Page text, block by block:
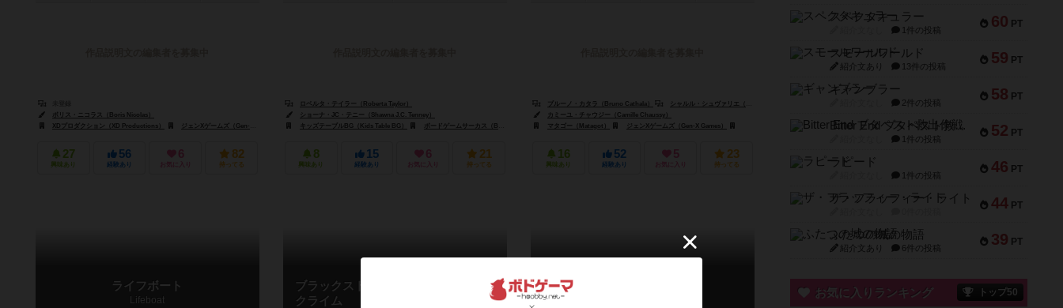
ボリス・ニコラス（Boris Nicolas）
XDプロダクション（XD Productions）
ジェンXゲームズ（Gen-X Games） アシェット・ボードゲームズ・UK（Hachette Board Games UK）
27
興味あり
56
経験あり
6
お気に入り
82
持ってる
ロベルタ・テイラー（Roberta Taylor）
ショーナ・JC・テニー（Shawna J.C. Tenney）
キッズテーブルBG（Kids Table BG）
ボードゲームサーカス（Board Game Circus） ジェンXゲームズ（Gen-X Games）
8
興味あり
15
経験あり
6
お気に入り
21
持ってる
ブルーノ・カタラ（Bruno Cathala）
シャルル・シュヴァリエ（Charles Chevallier）
カミーユ・チャウジー（Camille Chaussy）
マタゴー（Matagot）
ジェンXゲームズ（Gen-X Games） ペガサス・シュピーレ（Pegasus Spiele）
16
興味あり
52
経験あり
5
お気に入り
23
持ってる
ライフボート
Lifeboat
ブラックストーリーズ：セックス＆
クライム
60 PT
スペクタキュラー
1件の投稿
59 PT
スモールワールド
紹介文あり 13件の投稿
58 PT
ギャンブラー
2件の投稿
52 PT
Bitter End ブタペスト救出作戦
1件の投稿
46 PT
ラピード
1件の投稿
44 PT
ザ・フラッフィー・ライト
39 PT
ふたつの城の物語
紹介文あり 6件の投稿
お気に入りランキング トップ50